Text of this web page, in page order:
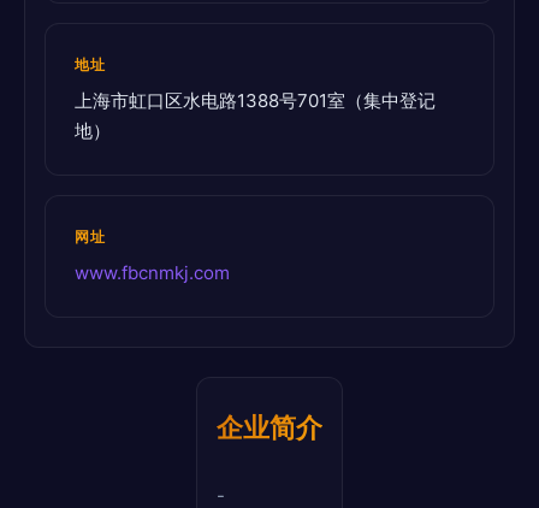
地址
上海市虹口区水电路1388号701室（集中登记
地）
网址
www.fbcnmkj.com
企业简介
-